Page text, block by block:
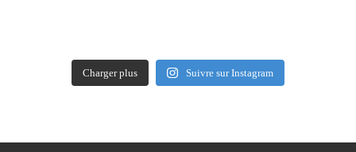
Charger plus Suivre sur Instagram